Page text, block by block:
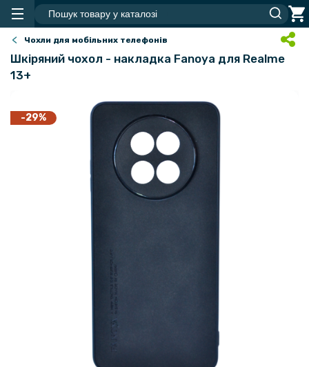
Чохли для мобільних телефонів
Шкіряний чохол - накладка Fanoya для Realme
13+
-29%